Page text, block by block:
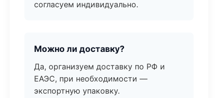
согласуем индивидуально.
Можно ли доставку?
Да, организуем доставку по РФ и
ЕАЭС, при необходимости —
экспортную упаковку.